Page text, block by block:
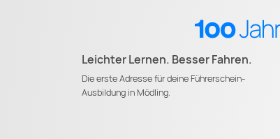
Leichter Lernen. Besser Fahren.
Die erste Adresse für deine Führerschein-
Ausbildung in Mödling.